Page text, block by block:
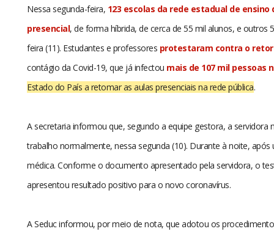
Nessa segunda-feira, 123 escolas da rede estadual de
presencial, de forma híbrida, de cerca de 55 mil alunos, e outros
feira (11). Estudantes e professores protestaram contra o
contágio da Covid-19, que já infectou mais de 107 mil pessoas
Estado do País a retomar as aulas presenciais na rede pública.
A secretaria informou que, segundo a equipe gestora, a
trabalho normalmente, nessa segunda (10). Durante à noite,
médica. Conforme o documento apresentado pela servidora, o
apresentou resultado positivo para o novo coronavírus.
A Seduc informou, por meio de nota, que adotou os